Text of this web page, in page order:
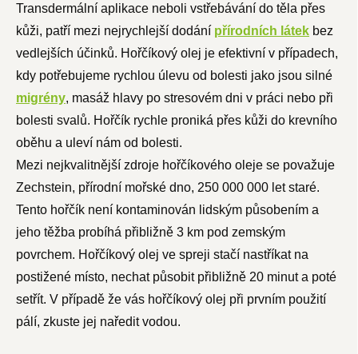
Transdermální aplikace neboli vstřebávání do těla přes
kůži, patří mezi nejrychlejší dodání přírodních látek bez
vedlejších účinků. Hořčíkový olej je efektivní v případech,
kdy potřebujeme rychlou úlevu od bolesti jako jsou silné
migrény, masáž hlavy po stresovém dni v práci nebo při
bolesti svalů. Hořčík rychle proniká přes kůži do krevního
oběhu a uleví nám od bolesti.
Mezi nejkvalitnější zdroje hořčíkového oleje se považuje
Zechstein, přírodní mořské dno, 250 000 000 let staré.
Tento hořčík není kontaminován lidským působením a
jeho těžba probíhá přibližně 3 km pod zemským
povrchem. Hořčíkový olej ve spreji stačí nastříkat na
postižené místo, nechat působit přibližně 20 minut a poté
setřít. V případě že vás hořčíkový olej při prvním použití
pálí, zkuste jej naředit vodou.